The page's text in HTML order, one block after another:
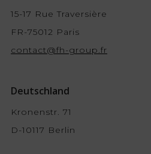
15-17 Rue Traversière
FR-75012 Paris
contact@fh-group.fr
Deutschland
Kronenstr. 71
D-10117 Berlin